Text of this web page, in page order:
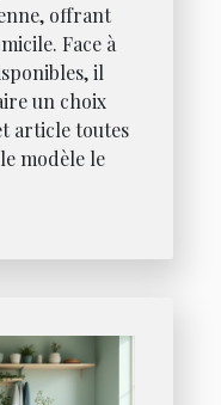
offrant
Face à
il
un choix
article toutes
modèle le